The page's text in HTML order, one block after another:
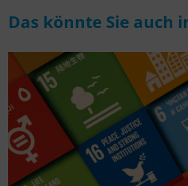
Das könnte Sie auch